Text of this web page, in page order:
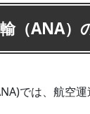
（ANA）
では、航空